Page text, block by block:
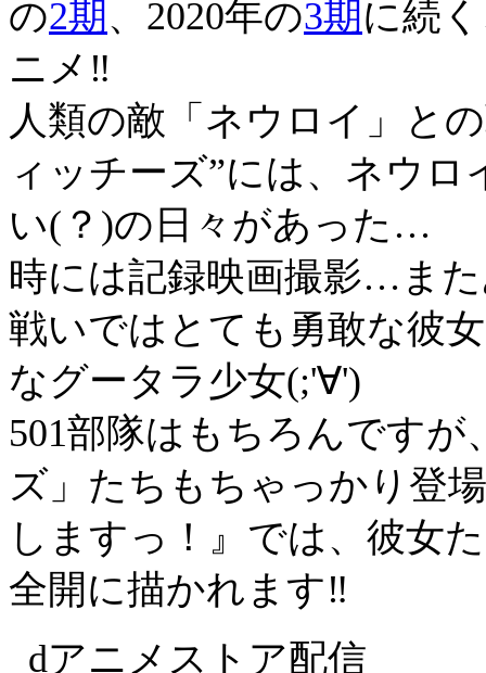
の2期 、2020年の3期 に続
ニメ‼
人類の敵「ネウロイ」と
ィッチーズ”には、ネウ
い(？)の日々があった…
時には記録映画撮影…ま
戦いではとても勇敢な彼
なグータラ少女(;'∀')
501部隊はもちろんです
ズ」たちもちゃっかり登
しますっ！』では、彼女
全開に描かれます‼
dアニメストア配信